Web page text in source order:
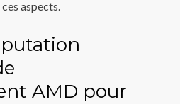
aspects.
AMD pour